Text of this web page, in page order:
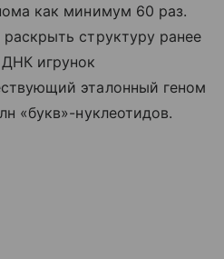
как минимум 60 раз.
структуру ранее
игрунок
эталонный геном
«букв»-нуклеотидов.